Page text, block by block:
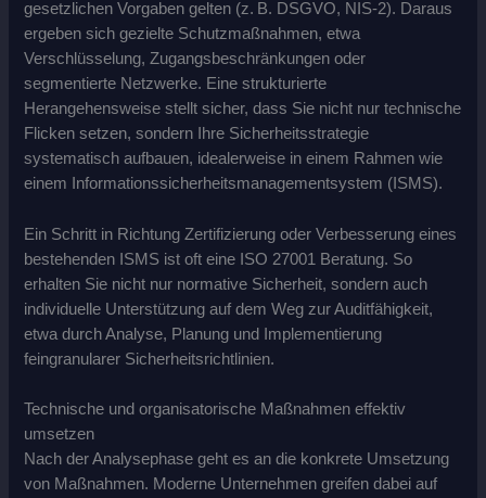
gesetzlichen Vorgaben gelten (z. B. DSGVO, NIS‑2). Daraus
ergeben sich gezielte Schutzmaßnahmen, etwa
Verschlüsselung, Zugangsbeschränkungen oder
segmentierte Netzwerke. Eine strukturierte
Herangehensweise stellt sicher, dass Sie nicht nur technische
Flicken setzen, sondern Ihre Sicherheitsstrategie
systematisch aufbauen, idealerweise in einem Rahmen wie
einem Informationssicherheitsmanagementsystem (ISMS).
Ein Schritt in Richtung Zertifizierung oder Verbesserung eines
bestehenden ISMS ist oft eine ISO 27001 Beratung. So
erhalten Sie nicht nur normative Sicherheit, sondern auch
individuelle Unterstützung auf dem Weg zur Auditfähigkeit,
etwa durch Analyse, Planung und Implementierung
feingranularer Sicherheitsrichtlinien.
Technische und organisatorische Maßnahmen effektiv
umsetzen
Nach der Analysephase geht es an die konkrete Umsetzung
von Maßnahmen. Moderne Unternehmen greifen dabei auf